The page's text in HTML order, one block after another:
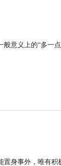
意义上的“多一
身事外，唯有